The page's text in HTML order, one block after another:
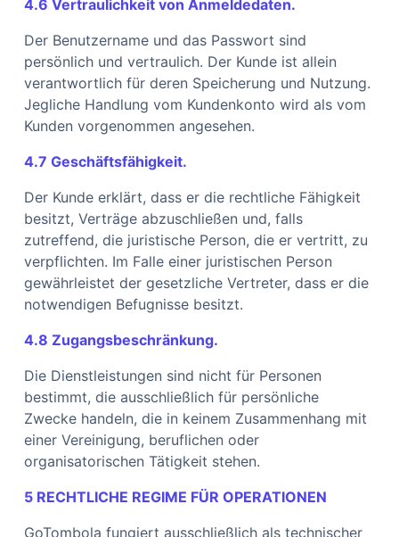
4.6 Vertraulichkeit von Anmeldedaten.
Der Benutzername und das Passwort sind
persönlich und vertraulich. Der Kunde ist allein
verantwortlich für deren Speicherung und Nutzung.
Jegliche Handlung vom Kundenkonto wird als vom
Kunden vorgenommen angesehen.
4.7 Geschäftsfähigkeit.
Der Kunde erklärt, dass er die rechtliche Fähigkeit
besitzt, Verträge abzuschließen und, falls
zutreffend, die juristische Person, die er vertritt, zu
verpflichten. Im Falle einer juristischen Person
gewährleistet der gesetzliche Vertreter, dass er die
notwendigen Befugnisse besitzt.
4.8 Zugangsbeschränkung.
Die Dienstleistungen sind nicht für Personen
bestimmt, die ausschließlich für persönliche
Zwecke handeln, die in keinem Zusammenhang mit
einer Vereinigung, beruflichen oder
organisatorischen Tätigkeit stehen.
5 RECHTLICHE REGIME FÜR OPERATIONEN
GoTombola fungiert ausschließlich als technischer